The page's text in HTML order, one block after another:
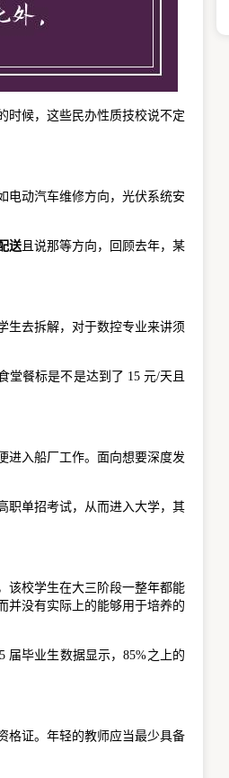
时候，这些民办性质技校说不定
电动汽车维修方向，光伏系统安
送且说那等方向，回顾去年，某
生去拆解，对于数控专业来讲须
堂餐标是不是达到了 15 元/天且
进入船厂工作。面向想要深度发
职单招考试，从而进入大学，其
该校学生在大三阶段一整年都能
并没有实际上的能够用于培养的
届毕业生数据显示，85%之上的
格证。年轻的教师应当最少具备